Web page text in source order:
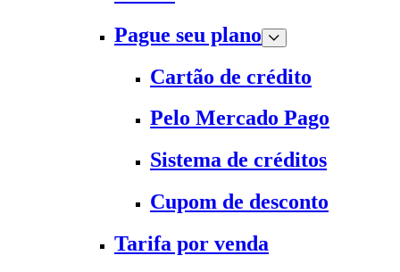
Pague seu plano
Cartão de crédito
Pelo Mercado Pago
Sistema de créditos
Cupom de desconto
Tarifa por venda